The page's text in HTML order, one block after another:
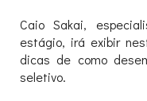
Caio Sakai,
estágio, irá exibir
dicas de como
seletivo.